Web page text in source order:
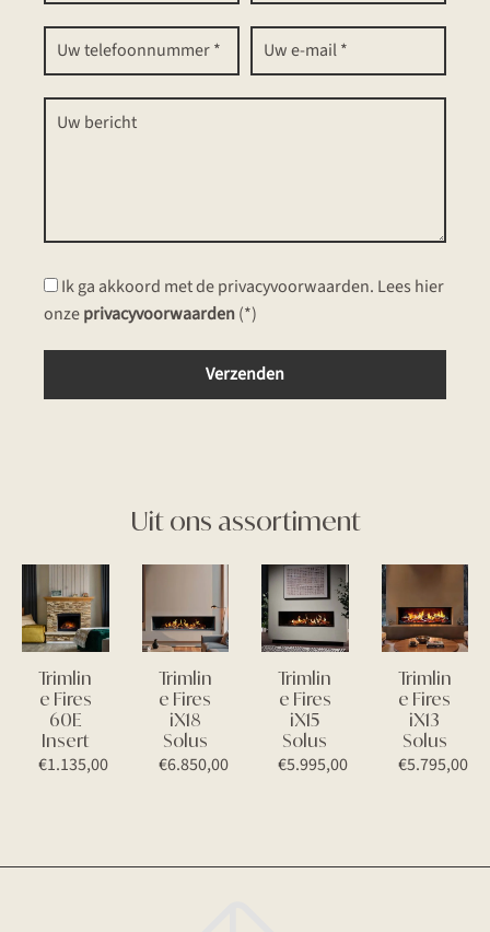
Ik ga akkoord met de privacyvoorwaarden. Lees hier
onzeprivacyvoorwaarden(*)
Uit ons assortiment
Trimlin
e Fires
60E
Insert
€1.135,00
Trimlin
e Fires
iX18
Solus
€6.850,00
Trimlin
e Fires
iX15
Solus
€5.995,00
Trimlin
e Fires
iX13
Solus
€5.795,00